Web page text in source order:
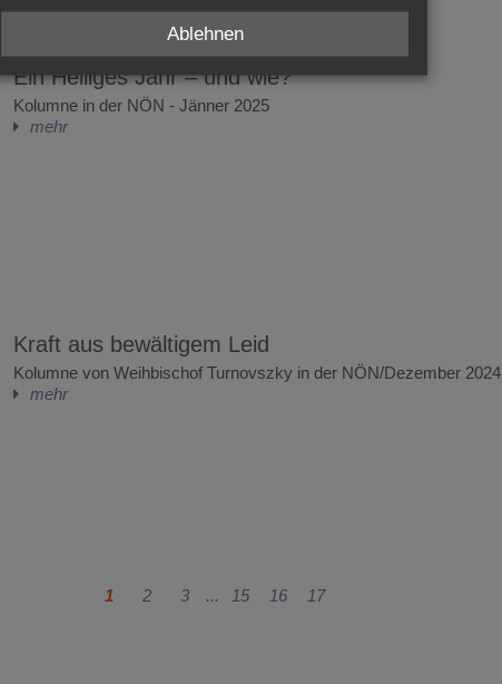
Ein Heiliges Jahr – und wie?
Kolumne in der NÖN - Jänner 2025
mehr
Kraft aus bewältigem Leid
Kolumne von Weihbischof Turnovszky in der NÖN/Dezember 2024
mehr
1 2 3 ... 15 16 17
Ablehnen